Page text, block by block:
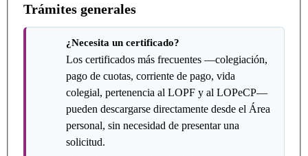
Trámites generales
¿Necesita un certificado?
Los certificados más frecuentes —colegiación,
pago de cuotas, corriente de pago, vida
colegial, pertenencia al LOPF y al LOPeCP—
pueden descargarse directamente desde el Área
personal, sin necesidad de presentar una
solicitud.